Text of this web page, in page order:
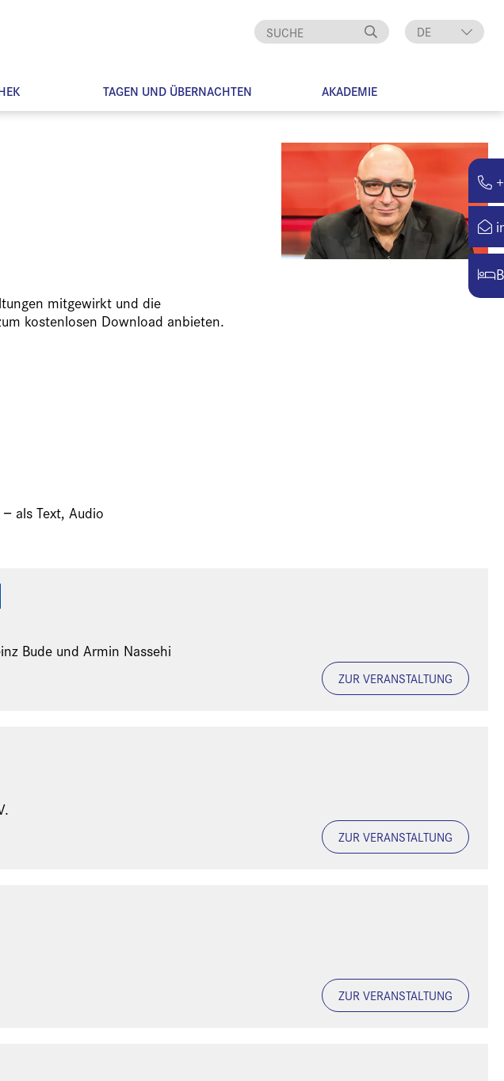
DE
TAGEN UND ÜBERNACHTEN AKADEMIE
mitgewirkt und die
kostenlosen Download anbieten.
als Text, Audio
Bude und Armin Nassehi
ZUR VERANSTALTUNG
ZUR VERANSTALTUNG
ZUR VERANSTALTUNG